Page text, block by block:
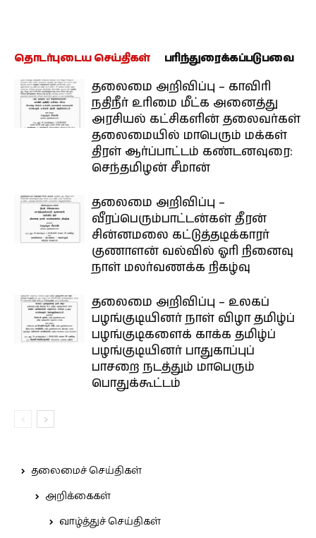
தொடர்புடைய செய்திகள் பரிந்துரைக்கப்படுபவை
தலைமை அறிவிப்பு – காவிரி
நதிநீர் உரிமை மீட்க அனைத்து
அரசியல் கட்சிகளின் தலைவர்கள்
தலைமையில் மாபெரும் மக்கள்
திரள் ஆர்ப்பாட்டம் கண்டனவுரை:
செந்தமிழன் சீமான்
தலைமை அறிவிப்பு –
வீரப்பெரும்பாட்டன்கள் தீரன்
சின்னமலை கட்டுத்தடிக்காரர்
குணாளன் வல்வில் ஓரி நினைவு
நாள் மலர்வணக்க நிகழ்வு
தலைமை அறிவிப்பு – உலகப்
பழங்குடியினர் நாள் விழா தமிழ்ப்
பழங்குடிகளைக் காக்க தமிழ்ப்
பழங்குடியினர் பாதுகாப்புப்
பாசறை நடத்தும் மாபெரும்
பொதுக்கூட்டம்
தலைமைச் செய்திகள்
அறிக்கைகள்
வாழ்த்துச் செய்திகள்